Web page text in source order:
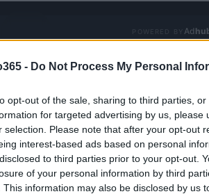
- Do Not Process My Personal
opt-out of the sale, sharing to third parties,
for targeted advertising by us, please
selection. Please note that after your opt-out
interest-based ads based on personal
to third parties prior to your opt-out.
of your personal information by third
This information may also be disclosed by us
Ad
ano mais empolgante até agora,
preços recordes. Histórias de cripto-